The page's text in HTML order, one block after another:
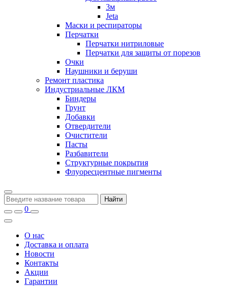
3м
Jeta
Маски и респираторы
Перчатки
Перчатки нитриловые
Перчатки для защиты от порезов
Очки
Наушники и беруши
Ремонт пластика
Индустриальные ЛКМ
Биндеры
Грунт
Добавки
Отвердители
Очистители
Пасты
Разбавители
Структурные покрытия
Флуоресцентные пигменты
Найти
0
О нас
Доставка и оплата
Новости
Контакты
Акции
Гарантии